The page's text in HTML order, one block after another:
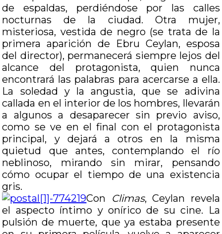
de espaldas, perdiéndose por las calles
nocturnas de la ciudad. Otra mujer,
misteriosa, vestida de negro (se trata de la
primera aparición de Ebru Ceylan, esposa
del director), permanecerá siempre lejos del
alcance del protagonista, quien nunca
encontrará las palabras para acercarse a ella.
La soledad y la angustia, que se adivina
callada en el interior de los hombres, llevarán
a algunos a desaparecer sin previo aviso,
como se ve en el final con el protagonista
principal, y dejará a otros en la misma
quietud que antes, contemplando el río
neblinoso, mirando sin mirar, pensando
cómo ocupar el tiempo de una existencia
gris.
Con Climas, Ceylan revela
el aspecto íntimo y onírico de su cine. La
pulsión de muerte, que ya estaba presente